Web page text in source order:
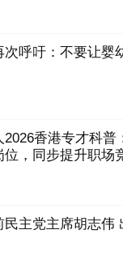
天津市 重庆市
湖南省 广东省
法网事 海南省
次呼吁：不要让婴
2026香港专才科普
位，同步提升职场
民主党主席胡志伟